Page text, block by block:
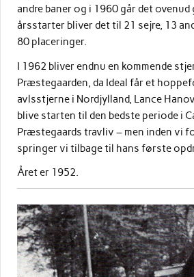
andre baner og i 1960 går det
årsstarter bliver det til 21 sejre, 13
80 placeringer.
I 1962 bliver endnu en kommende
Præstegaarden, da Ideal får et
avlsstjerne i Nordjylland, Lance
blive starten til den bedste periode i
Præstegaards travliv – men inden vi
springer vi tilbage til hans første
Året er 1952.